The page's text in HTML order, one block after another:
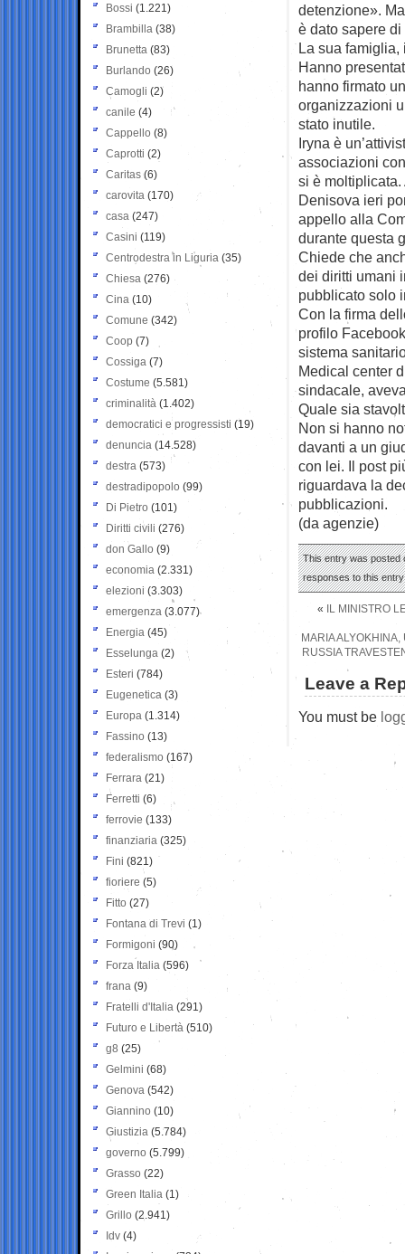
detenzione».
è dato sapere
La sua famiglia,
Hanno
hanno firmato
organizzazioni
stato inutile.
Iryna è
associazioni
si è
Denisova ieri
appello alla
durante questa
Chiede che
dei diritti umani
pubblicato solo
Con la firma
profilo
sistema
Medical center
sindacale,
Quale sia
Non si hanno
davanti a un
con lei. Il post
riguardava la
pubblicazioni.
(da agenzie)
This entry was posted
responses to this
« IL MINISTRO
MARIA
RUSSIA
Leave a
You must be
Bossi (1.221)
Brambilla (38)
Brunetta (83)
Burlando (26)
Camogli (2)
canile (4)
Cappello (8)
Caprotti (2)
Caritas (6)
carovita (170)
casa (247)
Casini (119)
Centrodestra in Liguria (35)
Chiesa (276)
Cina (10)
Comune (342)
Coop (7)
Cossiga (7)
Costume (5.581)
criminalità (1.402)
democratici e progressisti (19)
denuncia (14.528)
destra (573)
destradipopolo (99)
Di Pietro (101)
Diritti civili (276)
don Gallo (9)
economia (2.331)
elezioni (3.303)
emergenza (3.077)
Energia (45)
Esselunga (2)
Esteri (784)
Eugenetica (3)
Europa (1.314)
Fassino (13)
federalismo (167)
Ferrara (21)
Ferretti (6)
ferrovie (133)
finanziaria (325)
Fini (821)
fioriere (5)
Fitto (27)
Fontana di Trevi (1)
Formigoni (90)
Forza Italia (596)
frana (9)
Fratelli d'Italia (291)
Futuro e Libertà (510)
g8 (25)
Gelmini (68)
Genova (542)
Giannino (10)
Giustizia (5.784)
governo (5.799)
Grasso (22)
Green Italia (1)
Grillo (2.941)
Idv (4)